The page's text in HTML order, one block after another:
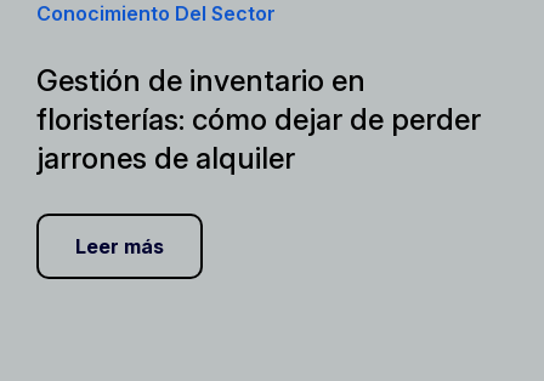
Conocimiento Del Sector
Gestión de inventario en
floristerías: cómo dejar de perder
jarrones de alquiler
Leer más